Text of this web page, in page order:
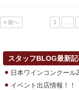
« 前へ 1
スタッフBLOG最新
日本ワインコンクール
イベント出店情報！！